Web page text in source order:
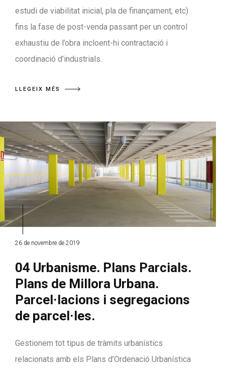
estudi de viabilitat inicial, pla de finançament, etc)
fins la fase de post-venda passant per un control
exhaustiu de l’obra incloent-hi contractació i
coordinació d’industrials.
LLEGEIX MÉS
26 de novembre de 2019
04 Urbanisme. Plans Parcials.
Plans de Millora Urbana.
Parcel·lacions i segregacions
de parcel·les.
Gestionem tot tipus de tràmits urbanístics
relacionats amb els Plans d’Ordenació Urbanística